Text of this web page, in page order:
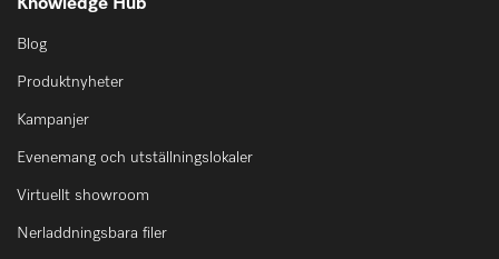
Knowledge Hub
Blog
Produktnyheter
Kampanjer
Evenemang och utställningslokaler
Virtuellt showroom
Nerladdningsbara filer